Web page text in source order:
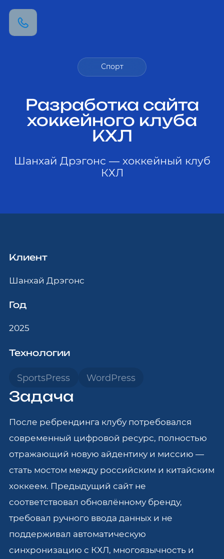
Спорт
Разработка сайта
хоккейного клуба
КХЛ
Шанхай Дрэгонс — хоккейный клуб
КХЛ
Клиент
Шанхай Дрэгонс
Год
2025
Технологии
SportsPress WordPress
Задача
После ребрендинга клубу потребовался
современный цифровой ресурс, полностью
отражающий новую айдентику и миссию —
стать мостом между российским и китайским
хоккеем. Предыдущий сайт не
соответствовал обновлённому бренду,
требовал ручного ввода данных и не
поддерживал автоматическую
синхронизацию с КХЛ, многоязычность и